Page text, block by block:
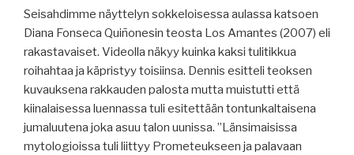
Seisahdimme näyttelyn sokkeloisessa aulassa katsoen
Diana Fonseca Quiñonesin teosta Los Amantes (2007) eli
rakastavaiset. Videolla näkyy kuinka kaksi tulitikkua
roihahtaa ja käpristyy toisiinsa. Dennis esitteli teoksen
kuvauksena rakkauden palosta mutta muistutti että
kiinalaisessa luennassa tuli esitettään tontunkaltaisena
jumaluutena joka asuu talon uunissa. ”Länsimaisissa
mytologioissa tuli liittyy Prometeukseen ja palavaan